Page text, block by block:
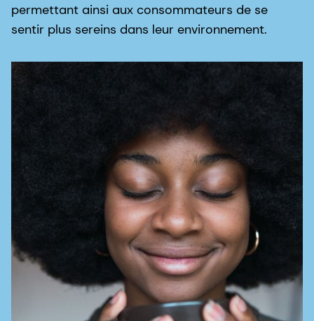
permettant ainsi aux consommateurs de se
sentir plus sereins dans leur environnement.